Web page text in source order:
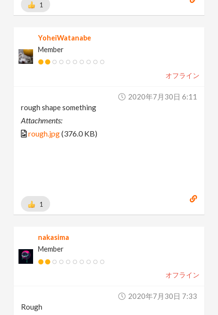
1
YoheiWatanabe
Member
オフライン
2020年7月30日 6:11
rough shape something
Attachments:
rough.jpg(376.0 KB)
1
nakasima
Member
オフライン
2020年7月30日 7:33
Rough